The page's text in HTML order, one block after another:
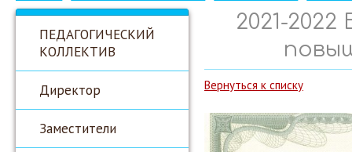
ПЕДАГОГИЧЕСКИЙ
КОЛЛЕКТИВ
Директор
Заместители
2021-
Вернуться к списку